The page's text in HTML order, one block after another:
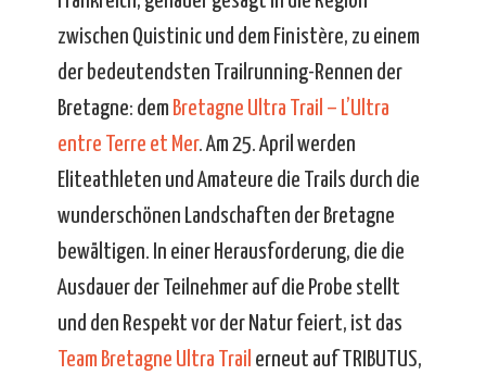
zwischen Quistinic und dem Finistère, zu einem
der bedeutendsten Trailrunning-Rennen der
Bretagne: dem Bretagne Ultra Trail – L’Ultra
entre Terre et Mer. Am 25. April werden
Eliteathleten und Amateure die Trails durch die
wunderschönen Landschaften der Bretagne
bewältigen. In einer Herausforderung, die die
Ausdauer der Teilnehmer auf die Probe stellt
und den Respekt vor der Natur feiert, ist das
Team Bretagne Ultra Trail erneut auf TRIBUTUS,